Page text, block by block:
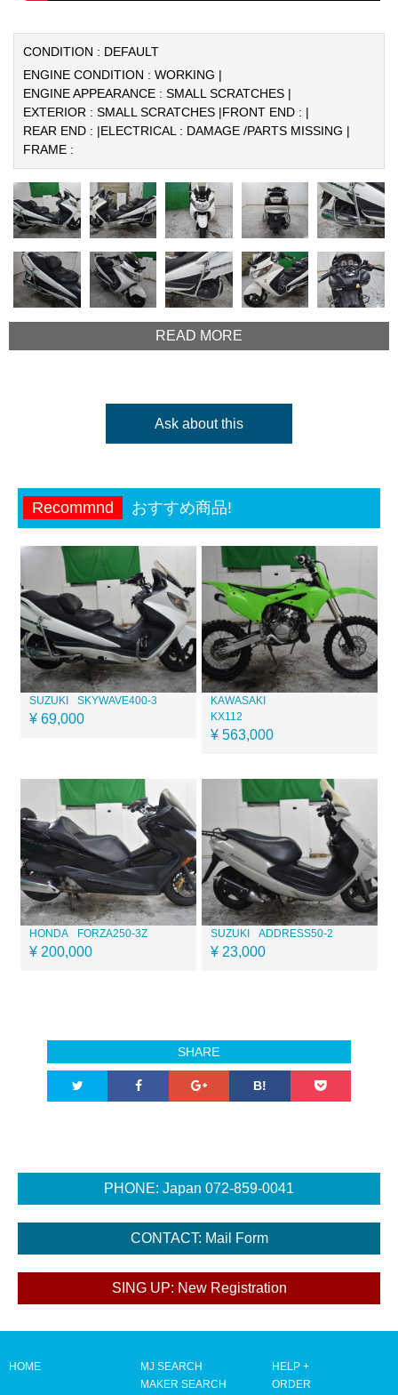
CONDITION : DEFAULT
ENGINE CONDITION : WORKING |
ENGINE APPEARANCE : SMALL SCRATCHES |
EXTERIOR : SMALL SCRATCHES |FRONT END : |
REAR END : |ELECTRICAL : DAMAGE /PARTS MISSING |
FRAME :
READ MORE
Ask about this
Recommnd おすすめ商品!
SUZUKI SKYWAVE400-3
¥ 69,000
KAWASAKI
KX112
¥ 563,000
HONDA FORZA250-3Z
¥ 200,000
SUZUKI ADDRESS50-2
¥ 23,000
SHARE
B!
HOME
MJ SEARCH
MAKER SEARCH
HELP +
ORDER